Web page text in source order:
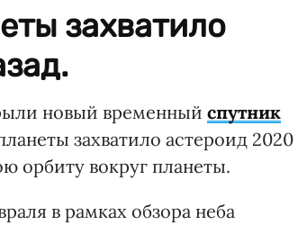
захватило
новый временный спутник
захватило астероид 2020
орбиту вокруг планеты.
в рамках обзора неба